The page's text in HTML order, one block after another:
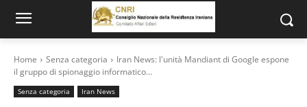
Home Senza categoria
Iran News: l'unità Mandiant di Google espone
il gruppo di spionaggio informatico...
Senza categoria Iran News